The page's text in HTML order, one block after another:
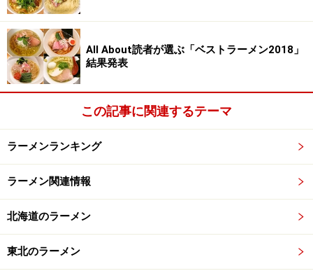
らないので、これが本当にそうなのかは何ともいえな
い。思ったほど辛くはなく（普通の人には辛いか
も？）、食べやすい。麺は細麺ストレート。もやしが辛
さを程良く緩和してくれている。大きめの挽肉がゴロゴ
ロと入っている。
香家＠五反田
▲汁なし担々麺セット990円（チャーシュー飯とミニ杏仁
豆腐付き）
新代田にある私の好きな店の支店が五反田TOCビルに入
All About読者が選ぶ「ベストラーメン2018」
結果発表
この記事に関連するテーマ
ラーメンランキング
ラーメン関連情報
北海道のラーメン
東北のラーメン